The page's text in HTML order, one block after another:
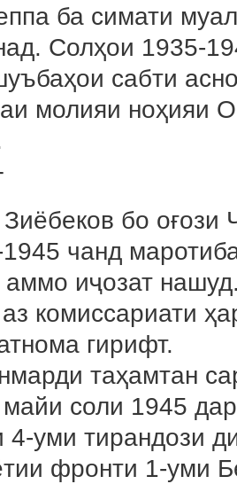
ба симати
Солҳои 1935-
сабти
молияи ноҳияи
бо оғози
чанд
аммо иҷозат
комиссариати
гирифт.
таҳамтан
соли 1945
4-уми тирандози
фронти 1-уми